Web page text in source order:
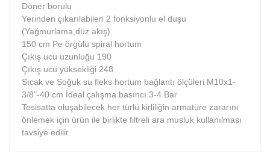
Döner borulu
Yerinden çıkarılabilen 2 fonksiyonlu el duşu
(Yağmurlama,düz akış)
150 cm Pe örgülü spiral hortum
Çıkış ucu uzunluğu 190
Çıkış ucu yüksekliği 248
Sıcak ve Soğuk su fleks hortum bağlantı ölçüleri M10x1-
3/8"-40 cm İdeal çalışma basıncı 3-4 Bar
Tesisatta oluşabilecek her türlü kirliliğin armatüre zararını
önlemek için ürün ile birlikte filtreli ara musluk kullanılması
tavsiye edilir.